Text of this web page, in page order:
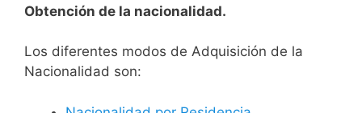
Obtención de la nacionalidad.
​​​Los diferentes modos de Adquisición de la
Nacionalidad son: